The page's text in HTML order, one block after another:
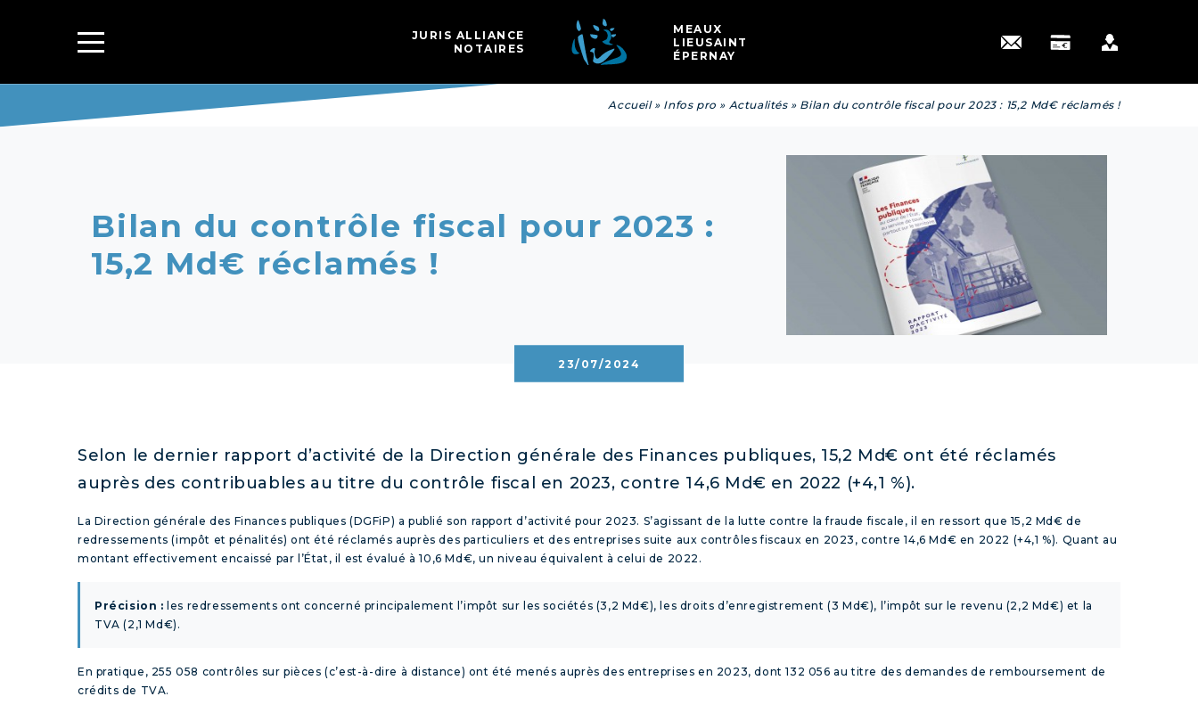
JURIS ALLIANCE
NOTAIRES
MEAUX
LIEUSAINT
ÉPERNAY
Accueil» Infos pro » Actualités» Bilan du contrôle fiscal pour 2023 : 15,2 Md€ réclamés !
Bilan du contrôle fiscal pour 2023 :
15,2 Md€ réclamés !
23/07/2024
Selon le dernier rapport d’activité de la Direction générale des Finances publiques, 15,2 Md€ ont été réclamés
auprès des contribuables au titre du contrôle fiscal en 2023, contre 14,6 Md€ en 2022 (+4,1 %).
La Direction générale des Finances publiques (DGFiP) a publié son rapport d’activité pour 2023. S’agissant de la lutte contre la fraude fiscale, il en ressort que 15,2 Md€ de
redressements (impôt et pénalités) ont été réclamés auprès des particuliers et des entreprises suite aux contrôles fiscaux en 2023, contre 14,6 Md€ en 2022 (+4,1 %). Quant au
montant effectivement encaissé par l’État, il est évalué à 10,6 Md€, un niveau équivalent à celui de 2022.
Précision : les redressements ont concerné principalement l’impôt sur les sociétés (3,2 Md€), les droits d’enregistrement (3 Md€), l’impôt sur le revenu (2,2 Md€) et la
TVA (2,1 Md€).
En pratique, 255 058 contrôles sur pièces (c’est-à-dire à distance) ont été menés auprès des entreprises en 2023, dont 132 056 au titre des demandes de remboursement de
crédits de TVA.